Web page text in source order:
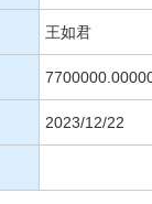
王如君
2023/12/22